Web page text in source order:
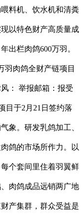
料机、饮水机和清粪
以特色财产高质量成
出栏肉鸽600万羽。
羽肉鸽全财产链项目
： 举报邮箱：报受
目于2月21日签约落
象。研发乳鸽加工、
鸽的市场所作力。以
个套间里住着羽翼鲜
肉鸽成品远销两广地
产集群，群众受益是